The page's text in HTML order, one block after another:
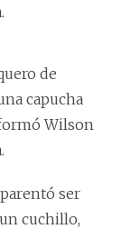
de
capucha
Wilson
ser
cuchillo,